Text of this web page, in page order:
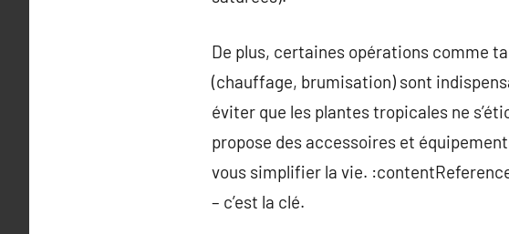
De plus, certaines opérations comme
(chauffage, brumisation) sont
éviter que les plantes tropicales ne
propose des accessoires et
vous simplifier la vie.
– c’est la clé.